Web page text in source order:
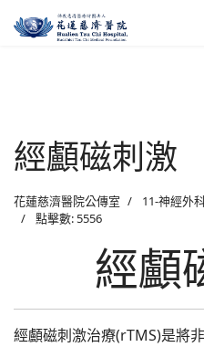
經顱磁刺激
花蓮慈濟醫院公傳室 11-神經外
點擊數: 5556
經顱
經顱磁刺激治療(rTMS)是將